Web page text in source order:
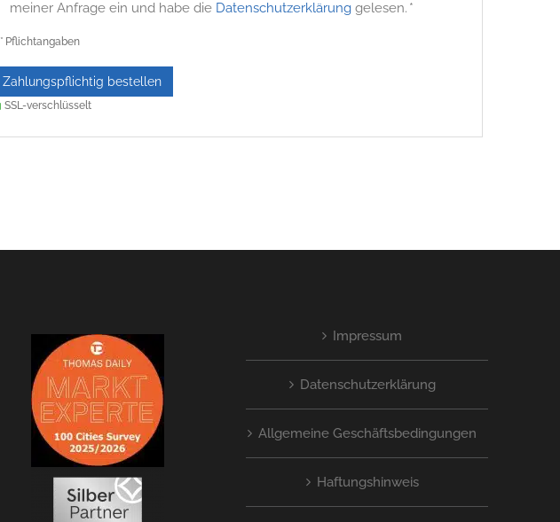
meiner Anfrage ein und habe die Datenschutzerklärung gelesen. *
* Pflichtangaben
Zahlungspflichtig bestellen
SSL-verschlüsselt
Impressum
Datenschutzerklärung
Allgemeine Geschäftsbedingungen
Haftungshinweis